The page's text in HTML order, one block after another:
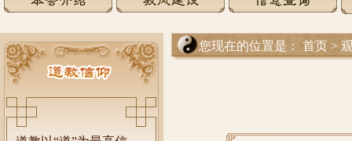
您现在的位置是： 首页 >